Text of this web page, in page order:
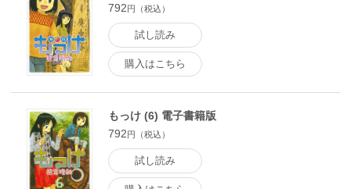
792円（税込）
試し読み
購入はこちら
もっけ (6) 電子書籍版
792円（税込）
試し読み